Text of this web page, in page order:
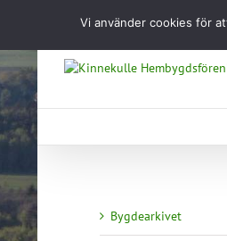
Bygdearkivet
Vi använder cookies för